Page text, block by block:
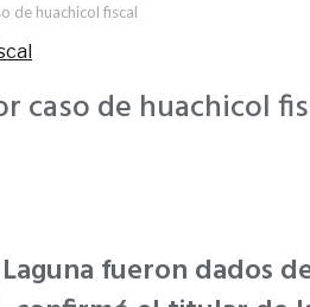
de huachicol fiscal
caso de huachicol
fueron dados